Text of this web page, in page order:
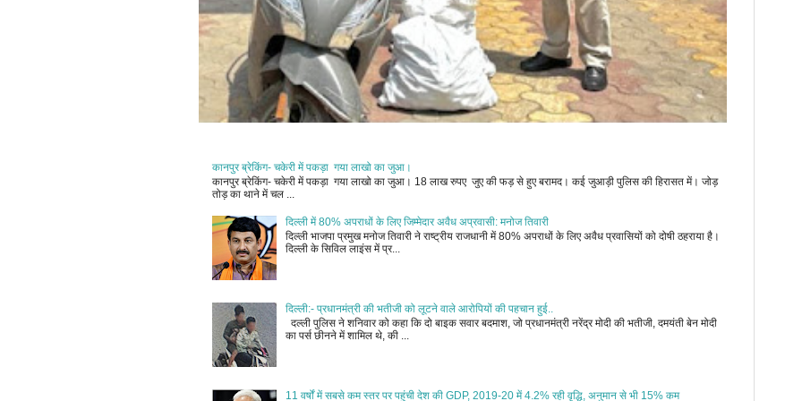
कानपुर ब्रेकिंग- चकेरी में पकड़ा गया लाखो का जुआ।
कानपुर ब्रेकिंग- चकेरी में पकड़ा गया लाखो का जुआ। 18 लाख रुपए जुए की फड़ से हुए बरामद। कई जुआड़ी पुलिस की हिरासत में। जोड़
तोड़ का थाने में चल ...
दिल्ली में 80% अपराधों के लिए जिम्मेदार अवैध अप्रवासी: मनोज तिवारी
दिल्ली भाजपा प्रमुख मनोज तिवारी ने राष्ट्रीय राजधानी में 80% अपराधों के लिए अवैध प्रवासियों को दोषी ठहराया है।
दिल्ली के सिविल लाइंस में प्र...
दिल्ली:- प्रधानमंत्री की भतीजी को लूटने वाले आरोपियों की पहचान हुई..
दल्ली पुलिस ने शनिवार को कहा कि दो बाइक सवार बदमाश, जो प्रधानमंत्री नरेंद्र मोदी की भतीजी, दमयंती बेन मोदी
का पर्स छीनने में शामिल थे, की ...
11 वर्षों में सबसे कम स्तर पर पहुंची देश की GDP, 2019-20 में 4.2% रही वृद्धि, अनुमान से भी 15% कम